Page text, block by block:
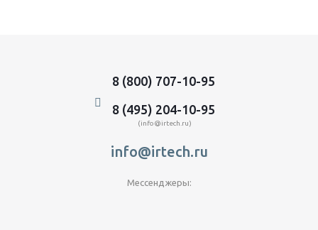
8 (800) 707-10-95
8 (495) 204-10-95
(info@irtech.ru)
info@irtech.ru
Мессенджеры: